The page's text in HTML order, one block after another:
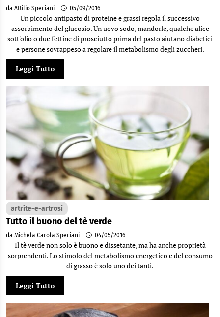
da Attilio Speciani 05/09/2016
Un piccolo antipasto di proteine e grassi regola il successivo
assorbimento del glucosio. Un uovo sodo, mandorle, qualche alice
sott'olio o due fettine di prosciutto prima del pasto aiutano diabetici
e persone sovrappeso a regolare il metabolismo degli zuccheri.
Leggi Tutto
artrite-e-artrosi
Tutto il buono del tè verde
da Michela Carola Speciani 04/05/2016
Il tè verde non solo è buono e dissetante, ma ha anche proprietà
sorprendenti. Lo stimolo del metabolismo energetico e del consumo
di grasso è solo uno dei tanti.
Leggi Tutto